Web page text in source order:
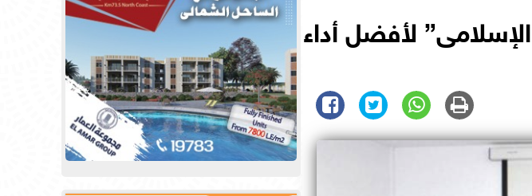
لأفضل أداء